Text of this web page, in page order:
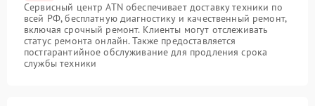
Сервисный центр ATN обеспечивает доставку техники по
всей РФ, бесплатную диагностику и качественный ремонт,
включая срочный ремонт. Клиенты могут отслеживать
статус ремонта онлайн. Также предоставляется
постгарантийное обслуживание для продления срока
службы техники